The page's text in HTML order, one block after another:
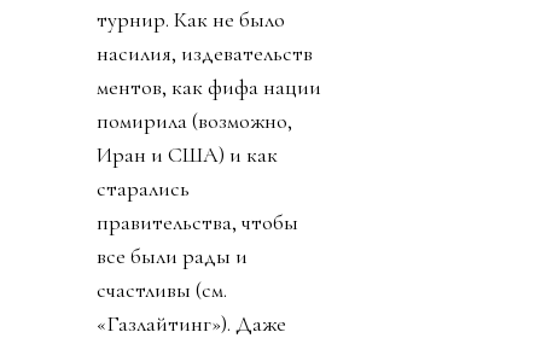
турнир. Как не было
насилия, издевательств
ментов, как фифа нации
помирила (возможно,
Иран и США) и как
старались
правительства, чтобы
все были рады и
счастливы (см.
«Газлайтинг»). Даже